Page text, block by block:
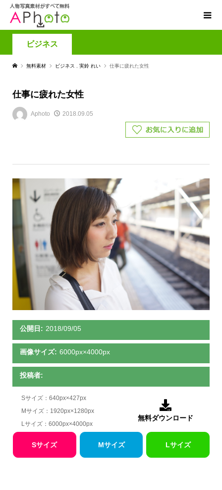
ビジネス
無料素材 ビジネス 実鈴 れい 仕事に疲れた女性
仕事に疲れた女性
Aphoto 2018.09.05
公開日: 2018/09/05
画像サイズ: 6000px×4000px
投稿者:
Sサイズ：640px×427px
Mサイズ：1920px×1280px
Lサイズ：6000px×4000px

無料ダウンロード
Sサイズ Mサイズ Lサイズ